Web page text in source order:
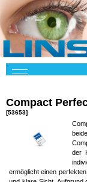
Compact
[53653]
der
ermöglicht einen